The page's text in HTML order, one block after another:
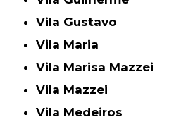
Vila Gustavo
Vila Maria
Vila Marisa Mazzei
Vila Mazzei
Vila Medeiros